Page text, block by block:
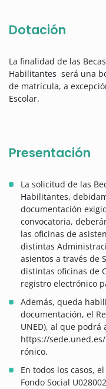
Dotación
La finalidad de las
Habilitantes será una
de matrícula, a
Escolar.
Presentación
La solicitud de las
Habilitantes,
documentación
convocatoria,
las oficinas de
distintas
asientos a través de
distintas oficinas de
registro electrónico
Además, queda
documentación, el
UNED), al que
https://
rónico.
En todos los casos,
Fondo Social